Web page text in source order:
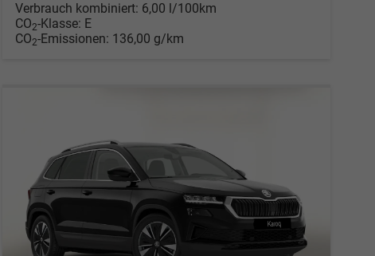
Verbrauch kombiniert: 6,00 l/100km
CO2-Klasse: E
CO2-Emissionen: 136,00 g/km